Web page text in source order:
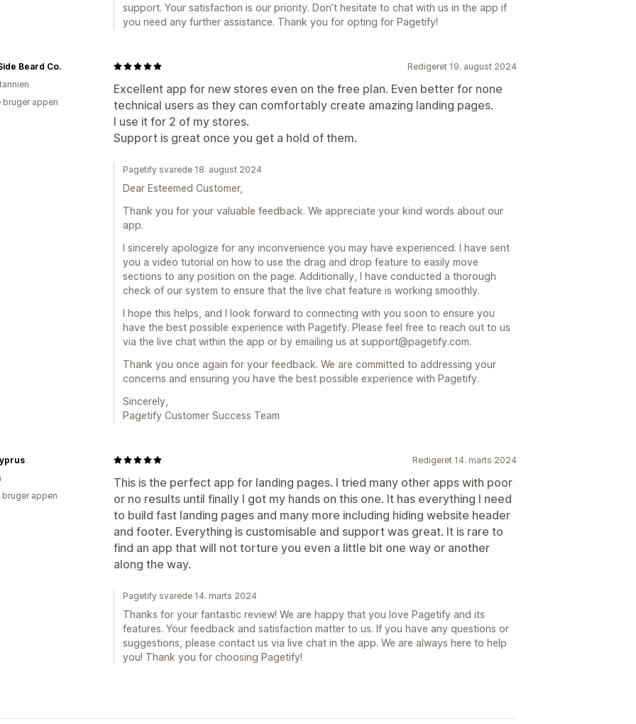
support. Your satisfaction is our priority. Don’t hesitate to chat with us in the app if
you need any further assistance. Thank you for opting for Pagetify!
Redigeret 19. august 2024
Excellent app for new stores even on the free plan. Even better for none
technical users as they can comfortably create amazing landing pages.
I use it for 2 of my stores.
Support is great once you get a hold of them.
Beard Co.
bruger appen
Pagetify svarede 18. august 2024
Dear Esteemed Customer,
Thank you for your valuable feedback. We appreciate your kind words about our
app.
I sincerely apologize for any inconvenience you may have experienced. I have sent
you a video tutorial on how to use the drag and drop feature to easily move
sections to any position on the page. Additionally, I have conducted a thorough
check of our system to ensure that the live chat feature is working smoothly.
I hope this helps, and I look forward to connecting with you soon to ensure you
have the best possible experience with Pagetify. Please feel free to reach out to us
via the live chat within the app or by emailing us at support@pagetify.com.
Thank you once again for your feedback. We are committed to addressing your
concerns and ensuring you have the best possible experience with Pagetify.
Sincerely,
Pagetify Customer Success Team
Redigeret 14. marts 2024
This is the perfect app for landing pages. I tried many other apps with poor
or no results until finally I got my hands on this one. It has everything I need
to build fast landing pages and many more including hiding website header
and footer. Everything is customisable and support was great. It is rare to
find an app that will not torture you even a little bit one way or another
along the way.
bruger appen
Pagetify svarede 14. marts 2024
Thanks for your fantastic review! We are happy that you love Pagetify and its
features. Your feedback and satisfaction matter to us. If you have any questions or
suggestions, please contact us via live chat in the app. We are always here to help
you! Thank you for choosing Pagetify!